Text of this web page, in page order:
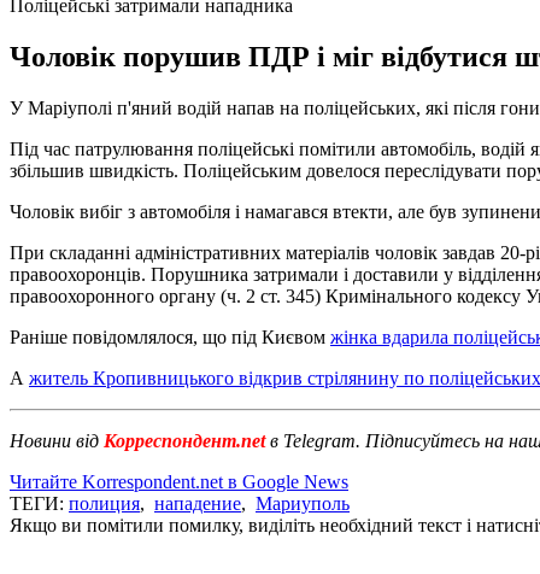
Поліцейські затримали нападника
Чоловік порушив ПДР і міг відбутися
У Маріуполі п'яний водій напав на поліцейських, які після
Під час патрулювання поліцейські помітили автомобіль,
збільшив швидкість. Поліцейським довелося переслідувати
Чоловік вибіг з автомобіля і намагався втекти, але був
При складанні адміністративних матеріалів чоловік завдав
правоохоронців. Порушника затримали і доставили у
правоохоронного органу (ч. 2 ст. 345) Кримінального кодексу
Раніше повідомлялося, що під Києвом жінка вдарила
А житель Кропивницького відкрив стрілянину по поліцейських
Новини від Корреспондент.netв Telegram. Підписуйтесь на
Читайте Korrespondent.net в Google News
ТЕГИ: полиция, нападение, Мариуполь
Якщо ви помітили помилку, виділіть необхідний текст і